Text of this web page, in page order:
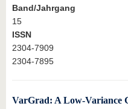
Band/Jahrgang
15
ISSN
2304-7909
2304-7895
VarGrad: A Low-Variance